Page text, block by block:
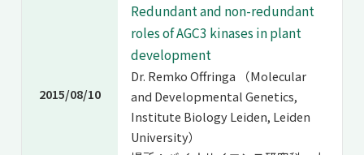
2015/08/10
Redundant and non-redundant
roles of AGC3 kinases in plant
development
Dr. Remko Offringa （Molecular
and Developmental Genetics,
Institute Biology Leiden, Leiden
University）